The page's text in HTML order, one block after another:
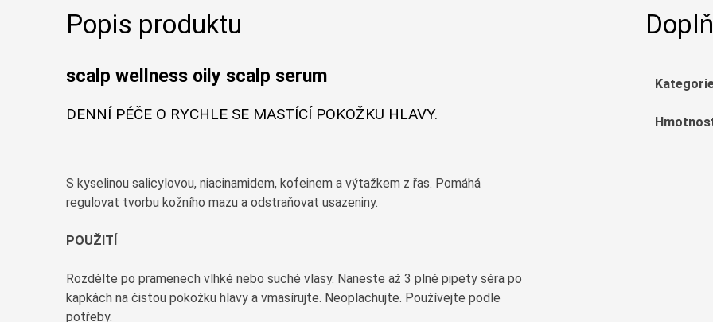
Popis produktu
scalp wellness oily scalp serum
DENNÍ PÉČE O RYCHLE SE MASTÍCÍ POKOŽKU HLAVY.
S kyselinou salicylovou, niacinamidem, kofeinem a výtažkem z řas. Pomáhá
regulovat tvorbu kožního mazu a odstraňovat usazeniny.
POUŽITÍ
Rozdělte po pramenech vlhké nebo suché vlasy. Naneste až 3 plné pipety séra po
kapkách na čistou pokožku hlavy a vmasírujte. Neoplachujte. Používejte podle
potřeby.